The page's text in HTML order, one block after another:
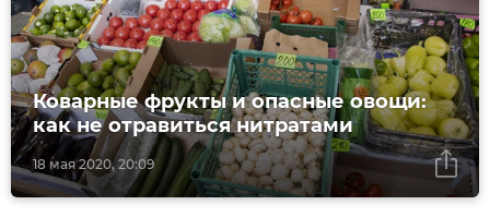
18 мая 2020, 20:09
Коварные фрукты и опасные овощи:
как не отравиться нитратами